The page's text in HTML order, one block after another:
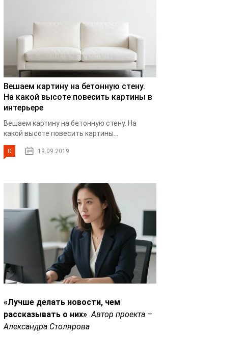
Вешаем картину на бетонную стену.
На какой высоте повесить картины в
интерьере
Вешаем картину на бетонную стену. На
какой высоте повесить картины...
0 19.09.2019
«Лучше делать новости, чем
рассказывать о них»Автор проекта –
Александра Столярова